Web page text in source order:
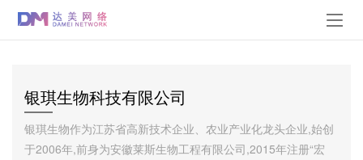
银琪生物科技有限公司
银琪生物作为江苏省高新技术企业、农业产业化龙头企业,始创
于2006年,前身为安徽莱斯生物工程有限公司,2015年注册“宏